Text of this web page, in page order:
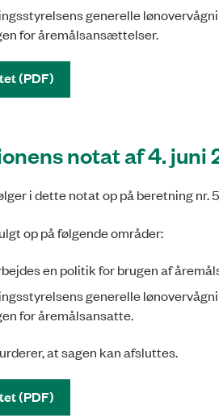
generelle
for åremålsansættelser.
(PDF)
notat af 4. juni
i dette notat op på beretning
op på følgende områder:
en politik for brugen af
generelle
for åremålsansatte.
at sagen kan afsluttes.
(PDF)